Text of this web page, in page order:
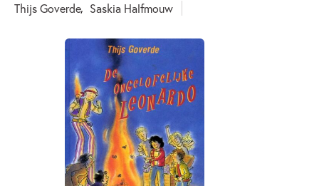
Thijs Goverde Saskia Halfmouw